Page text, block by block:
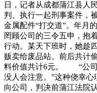
日，记者从成都蒲江县人
判、执行一起刑事案件，
金属配件“打交道”。年月
罔顾公司的三令五申，
行动。某天下班时，她趁
贩卖给废品站。前后共计
料价值共计6元。 “公司
没人会注意。”这种侥幸
向公司，判决前蒲江法院